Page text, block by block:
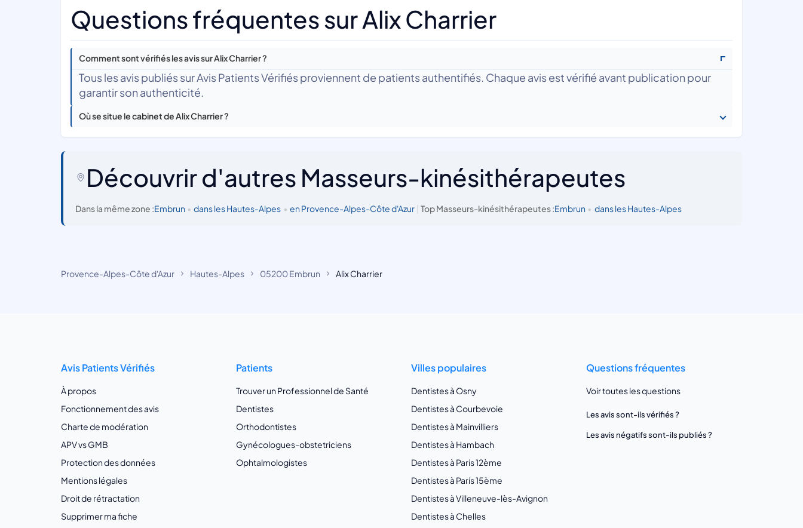
Questions fréquentes sur Alix Charrier
Comment sont vérifiés les avis sur Alix Charrier ?
Tous les avis publiés sur Avis Patients Vérifiés proviennent de patients authentifiés. Chaque avis est vérifié avant publication pour
garantir son authenticité.
Où se situe le cabinet de Alix Charrier ?
Découvrir d'autres Masseurs-kinésithérapeutes
Dans la même zone :Embrun • dans les Hautes-Alpes • en Provence-Alpes-Côte d'Azur | Top Masseurs-kinésithérapeutes :Embrun • dans les Hautes-Alpes
Provence-Alpes-Côte d'Azur Hautes-Alpes 05200 Embrun Alix Charrier
Avis Patients Vérifiés
À propos
Fonctionnement des avis
Charte de modération
APV vs GMB
Protection des données
Mentions légales
Droit de rétractation
Supprimer ma fiche
Patients
Trouver un Professionnel de Santé
Dentistes
Orthodontistes
Gynécologues-obstetriciens
Ophtalmologistes
Villes populaires
Dentistes à Osny
Dentistes à Courbevoie
Dentistes à Mainvilliers
Dentistes à Hambach
Dentistes à Paris 12ème
Dentistes à Paris 15ème
Dentistes à Villeneuve-lès-Avignon
Dentistes à Chelles
Questions fréquentes
Voir toutes les questions
Les avis sont-ils vérifiés ?
Les avis négatifs sont-ils publiés ?